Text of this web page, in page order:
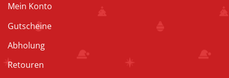
Mein Konto
Gutscheine
Abholung
Retouren